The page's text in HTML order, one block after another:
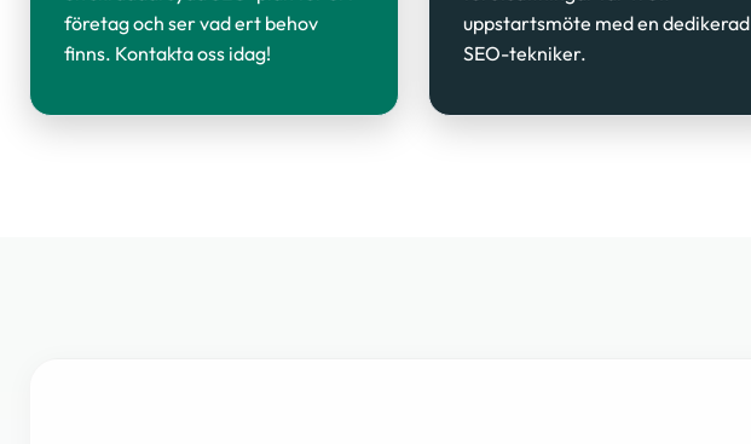
företag och ser vad ert behov
finns. Kontakta oss idag!
uppstartsmöte med en dedikerad
SEO-tekniker.